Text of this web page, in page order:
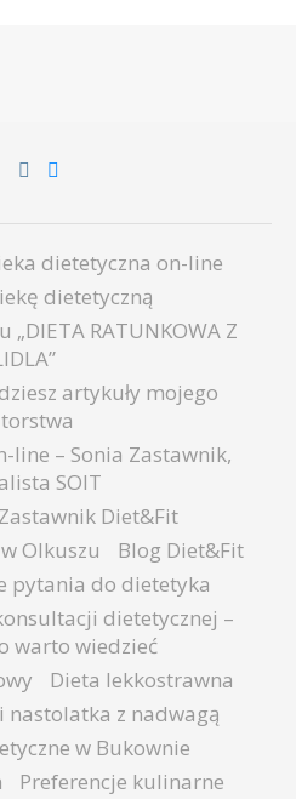
dietetyczna on-line
dietetyczną
RATUNKOWA Z
artykuły mojego
line – Sonia Zastawnik,
SOIT
Diet&Fit
Olkuszu
Blog Diet&Fit
pytania do dietetyka
dietetycznej –
warto wiedzieć
Dieta lekkostrawna
nastolatka z nadwagą
w Bukownie
Preferencje kulinarne